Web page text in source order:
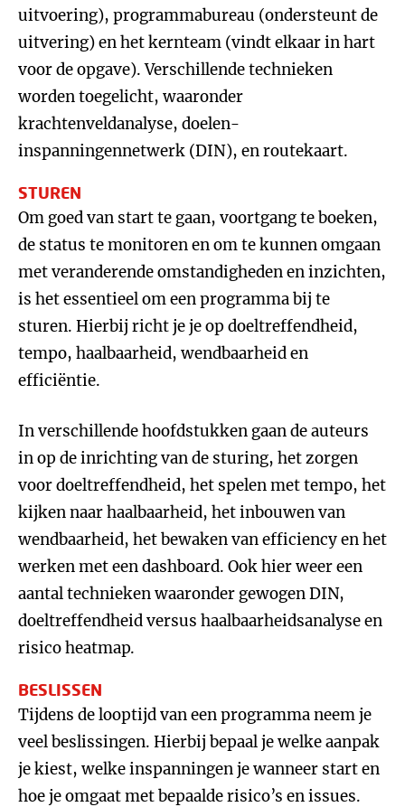
uitvoering), programmabureau (ondersteunt de
uitvering) en het kernteam (vindt elkaar in hart
voor de opgave). Verschillende technieken
worden toegelicht, waaronder
krachtenveldanalyse, doelen-
inspanningennetwerk (DIN), en routekaart.
STUREN
Om goed van start te gaan, voortgang te boeken,
de status te monitoren en om te kunnen omgaan
met veranderende omstandigheden en inzichten,
is het essentieel om een programma bij te
sturen. Hierbij richt je je op doeltreffendheid,
tempo, haalbaarheid, wendbaarheid en
efficiëntie.
In verschillende hoofdstukken gaan de auteurs
in op de inrichting van de sturing, het zorgen
voor doeltreffendheid, het spelen met tempo, het
kijken naar haalbaarheid, het inbouwen van
wendbaarheid, het bewaken van efficiency en het
werken met een dashboard. Ook hier weer een
aantal technieken waaronder gewogen DIN,
doeltreffendheid versus haalbaarheidsanalyse en
risico heatmap.
BESLISSEN
Tijdens de looptijd van een programma neem je
veel beslissingen. Hierbij bepaal je welke aanpak
je kiest, welke inspanningen je wanneer start en
hoe je omgaat met bepaalde risico’s en issues.